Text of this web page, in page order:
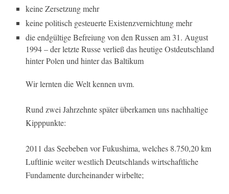
keine Zersetzung mehr
keine politisch gesteuerte Existenzvernichtung mehr
die endgültige Befreiung von den Russen am 31. August
1994 – der letzte Russe verließ das heutige Ostdeutschland
hinter Polen und hinter das Baltikum
Wir lernten die Welt kennen uvm.
Rund zwei Jahrzehnte später überkamen uns nachhaltige
Kipppunkte:
2011 das Seebeben vor Fukushima, welches 8.750,20 km
Luftlinie weiter westlich Deutschlands wirtschaftliche
Fundamente durcheinander wirbelte;